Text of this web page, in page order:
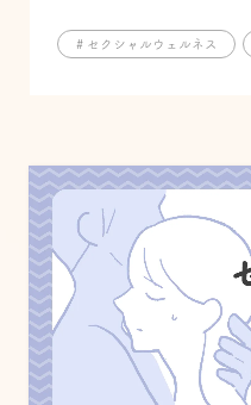
# セクシャルウェルネス